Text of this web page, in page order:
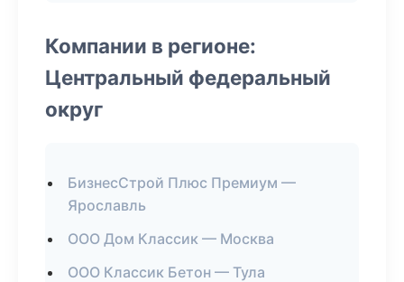
Компании в регионе:
Центральный федеральный
округ
БизнесСтрой Плюс Премиум —
Ярославль
ООО Дом Классик — Москва
ООО Классик Бетон — Тула